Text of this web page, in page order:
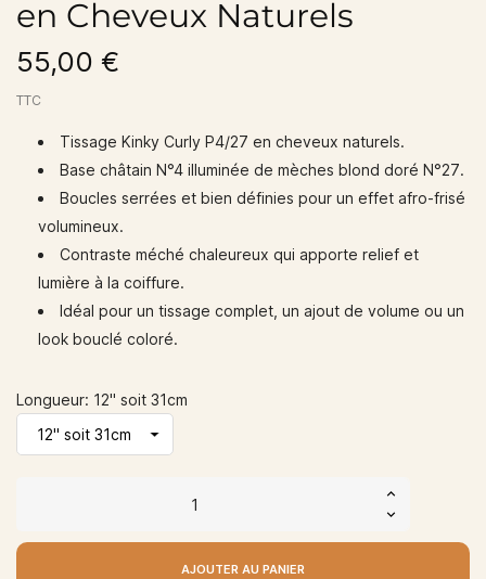
en Cheveux Naturels
55,00 €
TTC
Tissage Kinky Curly P4/27 en cheveux naturels.
Basechâtain N°4 illuminée de mèchesblond doré N°27.
Boucles serrées et bien définies pour un effet afro-frisé
volumineux.
Contraste méché chaleureux qui apporte relief et
lumière à la coiffure.
Idéal pour un tissage complet, un ajout de volume ou un
look bouclé coloré.
Longueur: 12" soit 31cm
AJOUTER AU PANIER